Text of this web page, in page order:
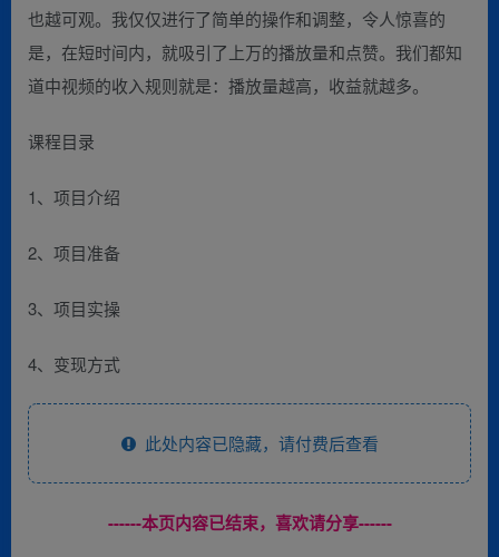
也越可观。我仅仅进行了简单的操作和调整，令人惊喜的
是，在短时间内，就吸引了上万的播放量和点赞。我们都知
道中视频的收入规则就是：播放量越高，收益就越多。
课程目录
1、项目介绍
2、项目准备
3、项目实操
4、变现方式
此处内容已隐藏，请付费后查看
------本页内容已结束，喜欢请分享------